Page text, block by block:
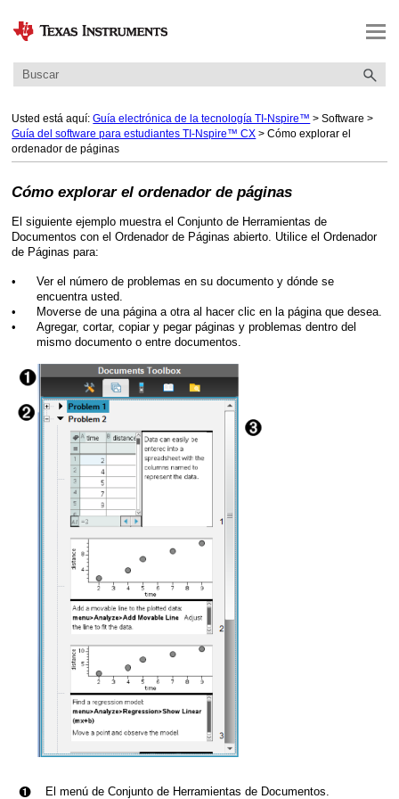
Saltar a contenido principal
Usted está aquí: Guía electrónica de la tecnología TI-Nspire™ >Software >
Guía del software para estudiantes TI-Nspire™ CX >Cómo explorar el
ordenador de páginas
Cómo explorar el ordenador de páginas
El siguiente ejemplo muestra el Conjunto de Herramientas de
Documentos con el Ordenador de Páginas abierto. Utilice el Ordenador
de Páginas para:
•
Ver el número de problemas en su documento y dónde se
encuentra usted.
•
Moverse de una página a otra al hacer clic en la página que desea.
•
Agregar, cortar, copiar y pegar páginas y problemas dentro del
mismo documento o entre documentos.
À El menú de Conjunto de Herramientas de Documentos.